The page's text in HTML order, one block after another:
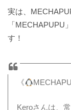
実は、
「MECHAPUPU
す！
《
Keroさんは、